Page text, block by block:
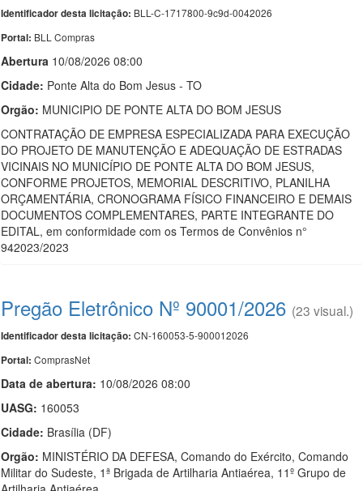
Identificador desta licitação: BLL-C-1717800-9c9d-0042026
Portal: BLL Compras
Abertura 10/08/2026 08:00
Cidade: Ponte Alta do Bom Jesus - TO
Orgão: MUNICIPIO DE PONTE ALTA DO BOM JESUS
CONTRATAÇÃO DE EMPRESA ESPECIALIZADA PARA EXECUÇÃO
DO PROJETO DE MANUTENÇÃO E ADEQUAÇÃO DE ESTRADAS
VICINAIS NO MUNICÍPIO DE PONTE ALTA DO BOM JESUS,
CONFORME PROJETOS, MEMORIAL DESCRITIVO, PLANILHA
ORÇAMENTÁRIA, CRONOGRAMA FÍSICO FINANCEIRO E DEMAIS
DOCUMENTOS COMPLEMENTARES, PARTE INTEGRANTE DO
EDITAL, em conformidade com os Termos de Convênios n°
942023/2023
Pregão Eletrônico Nº 90001/2026 (23 visual.)
Identificador desta licitação: CN-160053-5-900012026
Portal: ComprasNet
Data de abertura: 10/08/2026 08:00
UASG: 160053
Cidade: Brasília (DF)
Orgão: MINISTÉRIO DA DEFESA, Comando do Exército, Comando
Militar do Sudeste, 1ª Brigada de Artilharia Antiaérea, 11º Grupo de